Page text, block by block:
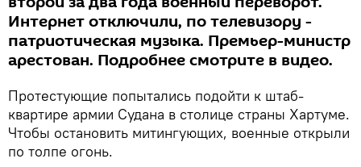
Интернет отключили, по телевизору -
патриотическая музыка. Премьер-министр
арестован. Подробнее смотрите в видео.
Протестующие попытались подойти к штаб-
квартире армии Судана в столице страны Хартуме.
Чтобы остановить митингующих, военные открыли
по толпе огонь.